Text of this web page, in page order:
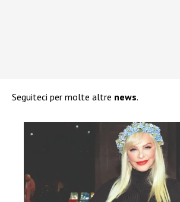
Seguiteci per molte altre news.